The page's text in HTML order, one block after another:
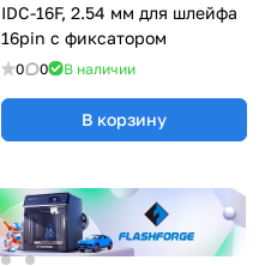
IDC-16F, 2.54 мм для шлейфа
16pin c фиксатором
0 0 В наличии
В корзину